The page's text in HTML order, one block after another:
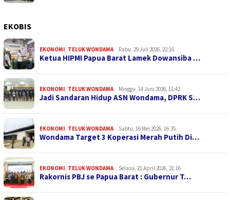
EKOBIS
EKONOMI, TELUK WONDAMA Rabu, 29 Juli 2026, 22:16
Ketua HIPMI Papua Barat Lamek Dowansiba …
EKONOMI, TELUK WONDAMA Minggu, 14 Juni 2026, 11:42
Jadi Sandaran Hidup ASN Wondama, DPRK S…
EKONOMI, TELUK WONDAMA Sabtu, 16 Mei 2026, 16:35
Wondama Target 3 Koperasi Merah Putih Di…
EKONOMI, TELUK WONDAMA Selasa, 21 April 2026, 21:16
Rakornis PBJ se Papua Barat : Gubernur T…